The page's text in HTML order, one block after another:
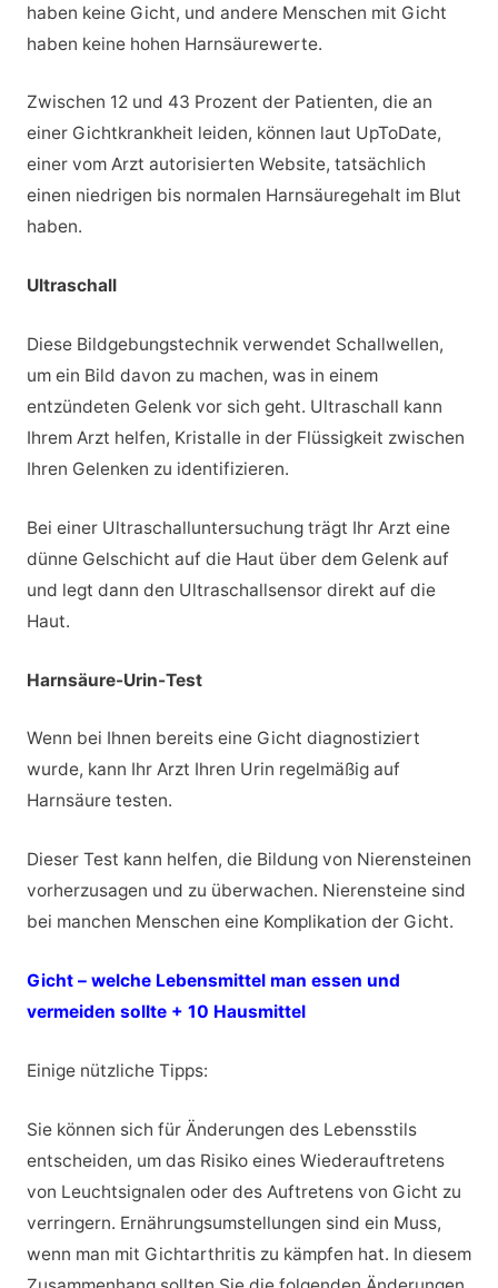
haben keine Gicht, und andere Menschen mit Gicht
haben keine hohen Harnsäurewerte.
Zwischen 12 und 43 Prozent der Patienten, die an
einer Gichtkrankheit leiden, können laut UpToDate,
einer vom Arzt autorisierten Website, tatsächlich
einen niedrigen bis normalen Harnsäuregehalt im Blut
haben.
Ultraschall
Diese Bildgebungstechnik verwendet Schallwellen,
um ein Bild davon zu machen, was in einem
entzündeten Gelenk vor sich geht. Ultraschall kann
Ihrem Arzt helfen, Kristalle in der Flüssigkeit zwischen
Ihren Gelenken zu identifizieren.
Bei einer Ultraschalluntersuchung trägt Ihr Arzt eine
dünne Gelschicht auf die Haut über dem Gelenk auf
und legt dann den Ultraschallsensor direkt auf die
Haut.
Harnsäure-Urin-Test
Wenn bei Ihnen bereits eine Gicht diagnostiziert
wurde, kann Ihr Arzt Ihren Urin regelmäßig auf
Harnsäure testen.
Dieser Test kann helfen, die Bildung von Nierensteinen
vorherzusagen und zu überwachen. Nierensteine sind
bei manchen Menschen eine Komplikation der Gicht.
Gicht – welche Lebensmittel man essen und
vermeiden sollte + 10 Hausmittel
Einige nützliche Tipps:
Sie können sich für Änderungen des Lebensstils
entscheiden, um das Risiko eines Wiederauftretens
von Leuchtsignalen oder des Auftretens von Gicht zu
verringern. Ernährungsumstellungen sind ein Muss,
wenn man mit Gichtarthritis zu kämpfen hat. In diesem